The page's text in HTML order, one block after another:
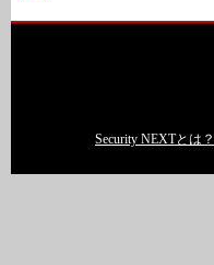
Security NEXTとは？